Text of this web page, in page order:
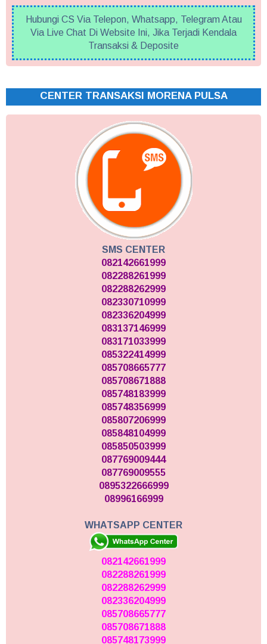
Hubungi CS Via Telepon, Whatsapp, Telegram Atau
Via Live Chat Di Website Ini, Jika Terjadi Kendala
Transaksi & Deposite
CENTER TRANSAKSI MORENA PULSA
SMS CENTER
082142661999
082288261999
082288262999
082330710999
082336204999
083137146999
083171033999
085322414999
085708665777
085708671888
085748183999
085748356999
085807206999
085848104999
085850503999
087769009444
087769009555
0895322666999
08996166999
WHATSAPP CENTER
082142661999
082288261999
082288262999
082336204999
085708665777
085708671888
085748173999